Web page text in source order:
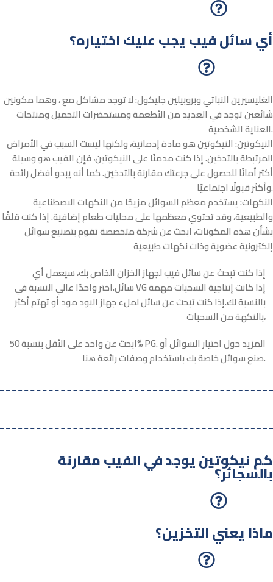
أي سائل فيب يجب عليك اختياره؟
الغليسيرين النباتي وبروبيلين جليكول: لا توجد مشاكل مع ، وهما مكونين
شائعين توجد في العديد من الأطعمة ومستحضرات التجميل ومنتجات
العناية الشخصية.
النيكوتين: النيكوتين هو مادة إدمانية، ولكنها ليست السبب في الأمراض
المرتبطة بالتدخين. إذا كنت مدمنًا على النيكوتين، فإن الفيب هو وسيلة
أكثر أمانًا للحصول على جرعتك مقارنة بالتدخين. كما أنه يبدو أفضل رائحة
وأكثر قبولًا اجتماعيًا.
النكهات: يستخدم معظم السوائل مزيجًا من النكهات الاصطناعية
والطبيعية، وقد تحتوي معظمها على محليات طعام إضافية. إذا كنت قلقًا
بشأن هذه المكونات، ابحث عن شركة متخصصة تقوم بتصنيع سوائل
إلكترونية عضوية وذات نكهات طبيعية
إذا كنت تبحث عن سائل فيب لجهاز الخزان الخاص بك، سيعمل أي
سائل.اختر واحدًا عالي النسبة في VG إذا كانت إنتاجية السحبات مهمة
بالنسبة لك.إذا كنت تبحث عن سائل لملء جهاز البود مود أو تهتم أكثر
بالنكهة من السحبات،
ابحث عن واحد على الأقل بنسبة 50% PG. المزيد حول اختيار السوائل أو
صنع سوائل خاصة بك باستخدام وصفات رائعة هنا.
كم نيكوتين يوجد في الفيب مقارنة
بالسجائر؟
ماذا يعني التخزين؟